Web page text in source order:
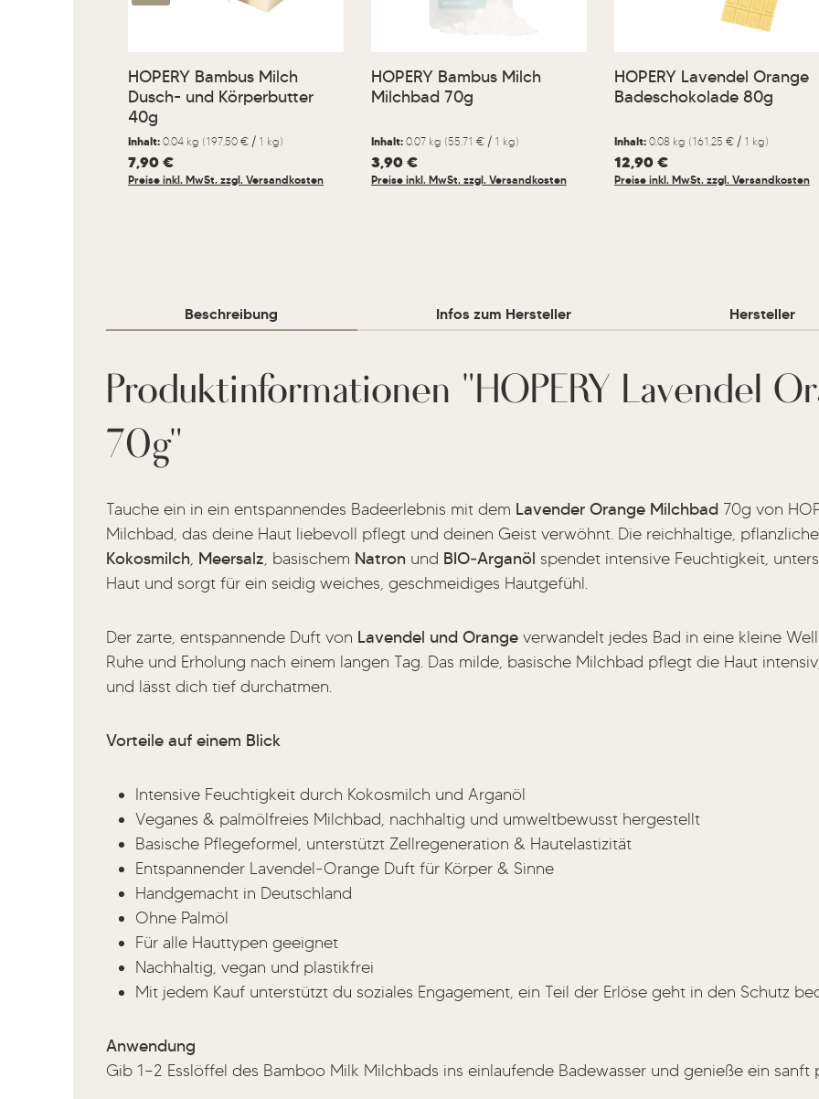
Produkt Anzahl: Gib den gewünschten Wert ein oder benutze die
HOPERY Bambus Milch
Dusch- und Körperbutter
40g
Inhalt: 0.04 kg (197,50 € / 1 kg)
Regulärer Preis:
7,90 €
Preise inkl. MwSt. zzgl. Versandkosten
Produkt Anzahl: Gib den gewünschten
HOPERY Bambus Milch
Milchbad 70g
Inhalt: 0.07 kg (55,71 € / 1 kg)
Regulärer Preis:
3,90 €
Preise inkl. MwSt. zzgl. Versandkosten
Produkt Anzahl:
HOPERY Lavendel Orange
Badeschokolade 80g
Inhalt: 0.08 kg (161,25 € / 1 kg)
Regulärer Preis:
12,90 €
Preise inkl. MwSt. zzgl. Versandkosten
Beschreibung Infos zum Hersteller Hersteller
Produktinformationen "HOPERY Lavendel
70g"
Tauche ein in ein entspannendes Badeerlebnis mit dem Lavender Orange Milchbad 70g von
Milchbad, das deine Haut liebevoll pflegt und deinen Geist verwöhnt. Die reichhaltige,
Kokosmilch, Meersalz, basischem Natron und BIO‑Arganöl spendet intensive Feuchtigkeit,
Haut und sorgt für ein seidig weiches, geschmeidiges Hautgefühl.
Der zarte, entspannende Duft von Lavendel und Orange verwandelt jedes Bad in eine kleine
Ruhe und Erholung nach einem langen Tag. Das milde, basische Milchbad pflegt die Haut
und lässt dich tief durchatmen.
Vorteile auf einem Blick
Intensive Feuchtigkeit durch Kokosmilch und Arganöl
Veganes & palmölfreies Milchbad, nachhaltig und umweltbewusst hergestellt
Basische Pflegeformel, unterstützt Zellregeneration & Hautelastizität
Entspannender Lavendel‑Orange Duft für Körper & Sinne
Handgemacht in Deutschland
Ohne Palmöl
Für alle Hauttypen geeignet
Nachhaltig, vegan und plastikfrei
Mit jedem Kauf unterstützt du soziales Engagement, ein Teil der Erlöse geht in den Schutz
Anwendung
Gib 1–2 Esslöffel des Bamboo Milk Milchbads ins einlaufende Badewasser und genieße ein sanft